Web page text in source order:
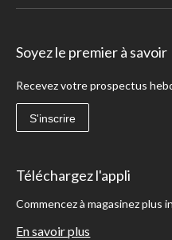
Soyez le premier à savoir
Recevez votre prospectus
S'inscrire
Téléchargez l'appli
Commencez à magasinez plus
En savoir plus